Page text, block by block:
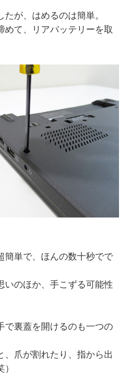
が、はめるのは簡単。
めて、リアバッテリーを取
簡単で、ほんの数十秒でで
いのほか、手こずる可能性
で裏蓋を開けるのも一つの
、爪が割れたり、指から出